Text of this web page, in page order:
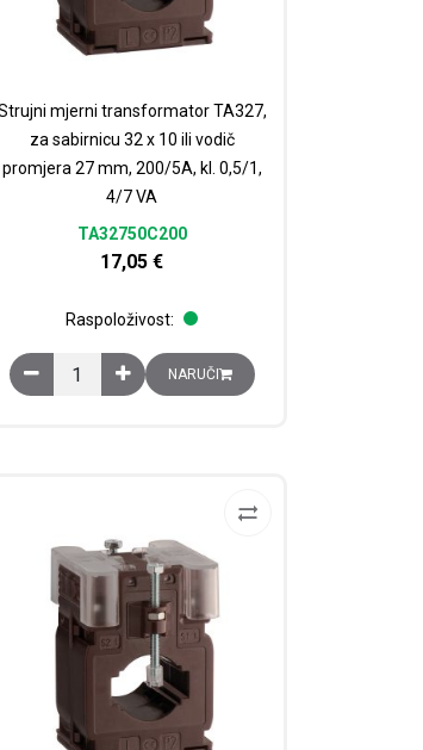
30 x 10 ili vodič promjera 27 mm, 500/5A, kl.
mjerni transformator TA327,
za sabirnicu 32 x 10 ili vodič
promjera 27 mm, 200/5A, kl. 0,5/1,
4/7 VA
TA32750C200
17,05 €
Raspoloživost:
Strujni mjerni transformator TA327, za
NARUČI